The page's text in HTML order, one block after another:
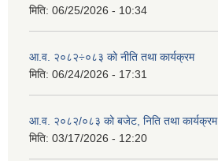
मिति: 06/25/2026 - 10:34
आ.व. २०८२÷०८३ को नीति तथा कार्यक्रम
मिति: 06/24/2026 - 17:31
आ.व. २०८२/०८३ को बजेट, निति तथा कार्यक्रम
मिति: 03/17/2026 - 12:20